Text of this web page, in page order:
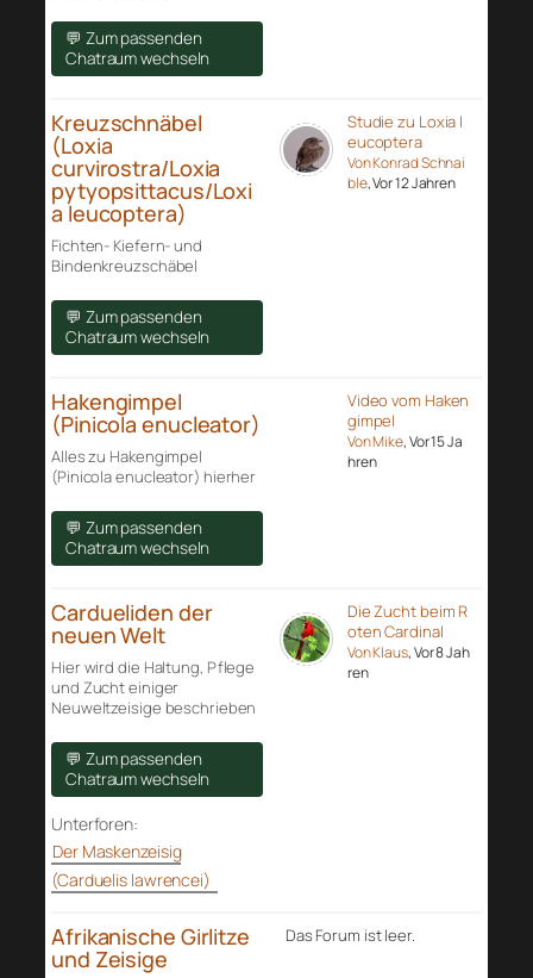
💬 Zum passenden
Chatraum wechseln
Kreuzschnäbel
(Loxia
curvirostra/Loxia
pytyopsittacus/Loxi
a leucoptera)
Fichten- Kiefern- und
Bindenkreuzschäbel
💬 Zum passenden
Chatraum wechseln
Studie zu Loxia l
eucoptera
Von Konrad Schnai
ble, Vor 12 Jahren
Hakengimpel
(Pinicola enucleator)
Alles zu Hakengimpel
(Pinicola enucleator) hierher
💬 Zum passenden
Chatraum wechseln
Video vom Haken
gimpel
Von Mike, Vor 15 Ja
hren
Cardueliden der
neuen Welt
Hier wird die Haltung, Pflege
und Zucht einiger
Neuweltzeisige beschrieben
💬 Zum passenden
Chatraum wechseln
Unterforen:
Der Maskenzeisig
(Carduelis lawrencei)
Die Zucht beim R
oten Cardinal
Von Klaus, Vor 8 Jah
ren
Afrikanische Girlitze
und Zeisige
Das Forum ist leer.